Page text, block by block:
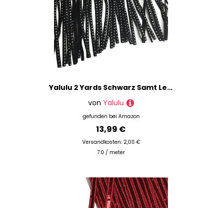
Yalulu 2 Yards Schwarz Samt Leder Quaste Schnittfranse Fransenborte Fransen Band Rock Kleidersack Fransenband DIY Saum Kleid Apparel Dekoband
von Yalulu
gefunden bei Amazon
13,99 €
Versandkosten: 2,00 €
7.0 / meter